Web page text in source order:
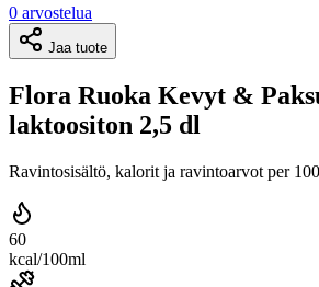
0 arvostelua
Jaa tuote
Flora Ruoka Kevyt &
laktoositon 2,5 dl
Ravintosisältö, kalorit ja ravintoarvot per
60
kcal/100ml